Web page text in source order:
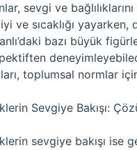
sevgi ve
ve sıcaklığı yayarken,
bazı büyük
toplumsal normlar
Sevgiye Bakışı:
sevgiye bakışı ise